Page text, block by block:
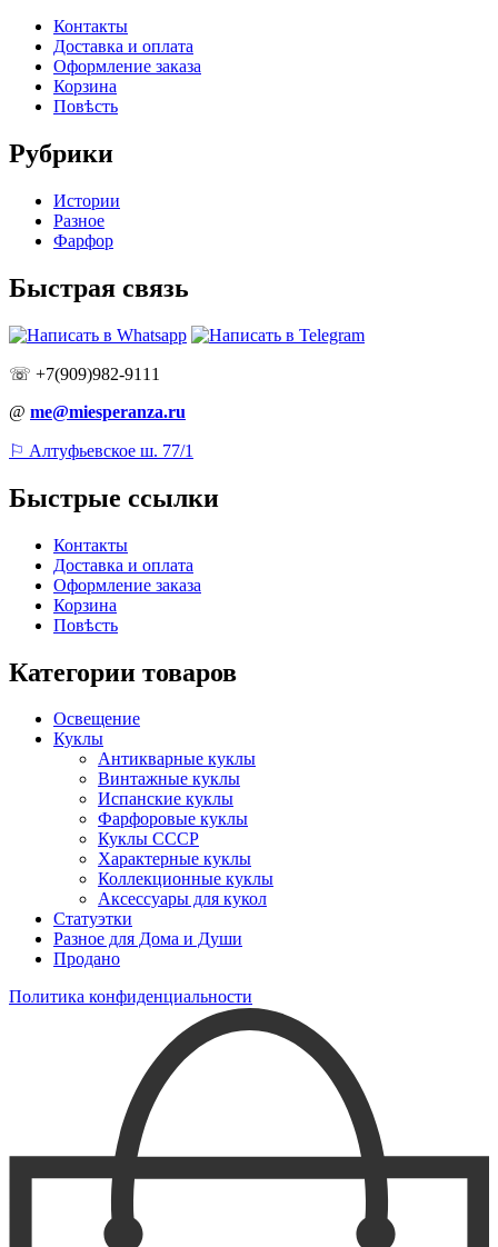
Контакты
Доставка и оплата
Оформление заказа
Корзина
Повѣсть
Рубрики
Истории
Разное
Фарфор
Быстрая связь
☏ +7(909)982-9111
@ me@miesperanza.ru
⚐ Алтуфьевское ш. 77/1
Быстрые ссылки
Контакты
Доставка и оплата
Оформление заказа
Корзина
Повѣсть
Категории товаров
Освещение
Куклы
Антикварные куклы
Винтажные куклы
Испанские куклы
Фарфоровые куклы
Куклы СССР
Характерные куклы
Коллекционные куклы
Аксессуары для кукол
Статуэтки
Разное для Дома и Души
Продано
Политика конфиденциальности